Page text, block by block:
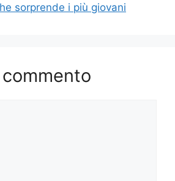
sorprende i più giovani